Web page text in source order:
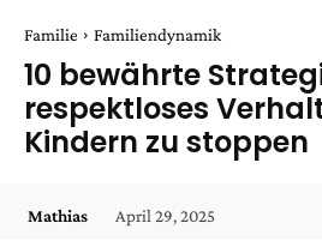
Familie Familiendynamik
10 bewährte
respektloses
Kindern zu stoppen
Mathias April 29, 2025